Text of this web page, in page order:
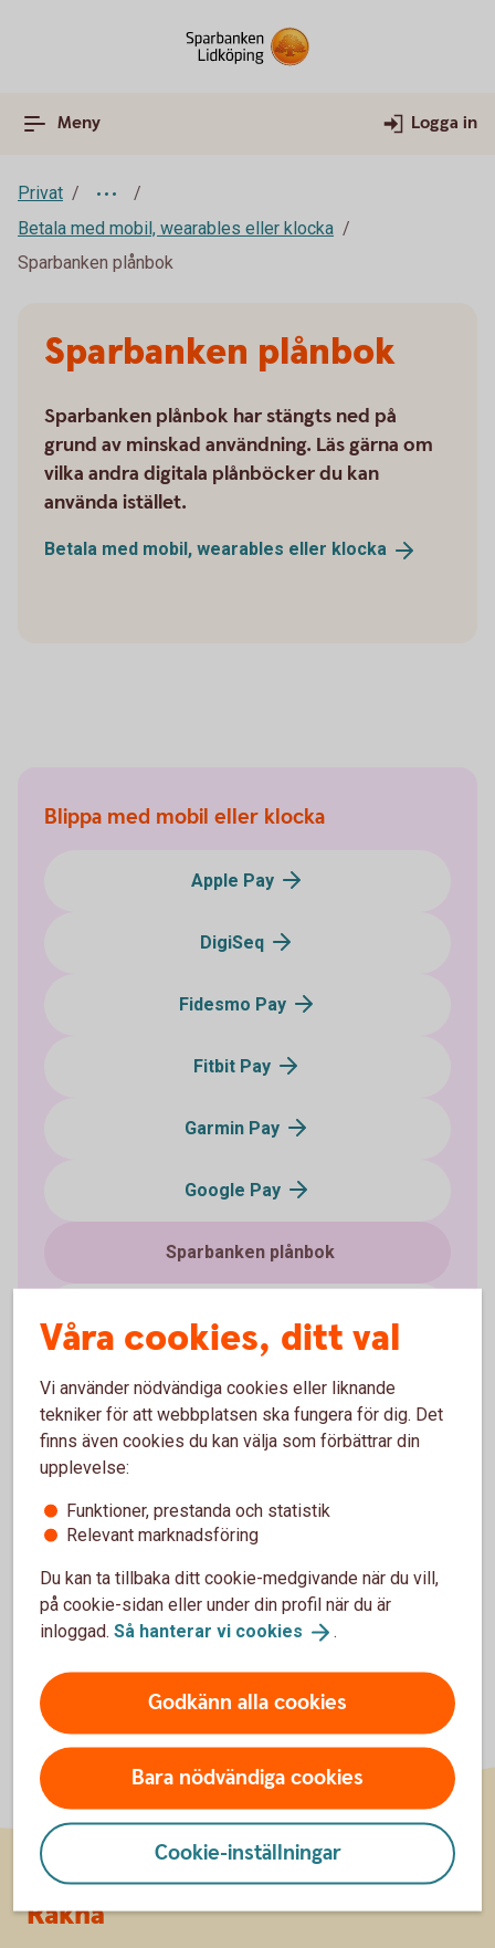
Meny Logga in
Privat
Betala med mobil, wearables eller klocka
Sparbanken plånbok
Sparbanken plånbok
Sparbanken plånbok har stängts ned på
grund av minskad användning. Läs gärna om
vilka andra digitala plånböcker du kan
använda istället.
Betala med mobil, wearables eller klocka
Blippa med mobil eller klocka
Apple Pay
DigiSeq
Fidesmo Pay
Fitbit Pay
Garmin Pay
Google Pay
Sparbanken plånbok
Xiaomi Pay
Swatch Pay
Tapster
Våra cookies, ditt val
Vi använder nödvändiga cookies eller liknande
tekniker för att webbplatsen ska fungera för dig. Det
finns även cookies du kan välja som förbättrar din
upplevelse:
Funktioner, prestanda och statistik
Relevant marknadsföring
Du kan ta tillbaka ditt cookie-medgivande när du vill,
på cookie-sidan eller under din profil när du är
inloggad. Så hanterar vi cookies .
Godkänn alla cookies
Bara nödvändiga cookies
Cookie-inställningar
Sidfot
Räkna